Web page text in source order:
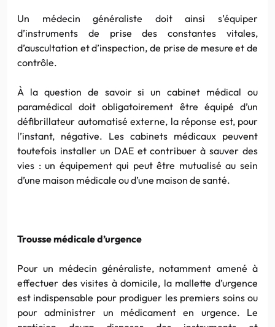
Un médecin généraliste doit ainsi s’équiper
d’instruments de prise des constantes vitales,
d’auscultation et d’inspection, de prise de mesure et de
contrôle.
À la question de savoir si un cabinet médical ou
paramédical doit obligatoirement être équipé d’un
défibrillateur automatisé externe, la réponse est, pour
l’instant, négative. Les cabinets médicaux peuvent
toutefois installer un DAE et contribuer à sauver des
vies : un équipement qui peut être mutualisé au sein
d’une maison médicale ou d’une maison de santé.
Trousse médicale d’urgence
Pour un médecin généraliste, notamment amené à
effectuer des visites à domicile, la mallette d’urgence
est indispensable pour prodiguer les premiers soins ou
pour administrer un médicament en urgence. Le